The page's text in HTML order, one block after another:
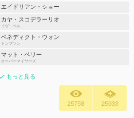
エイドリアン・ショー
カヤ・スコデラーリオ
イヴ・ベル
ベネディクト・ウォン
トンプソン
マット・ベリー
オーバーマイヤーズ
もっと見る
25758 25933